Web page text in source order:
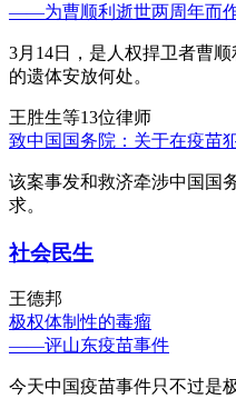
——为曹顺利逝世两周年而作
3月14日，是人权捍卫者曹
的遗体安放何处。
王胜生等13位律师
致中国国务院：关于在疫苗
该案事发和救济牵涉中国国
求。
社会民生
王德邦
极权体制性的毒瘤
——评山东疫苗事件
今天中国疫苗事件只不过是